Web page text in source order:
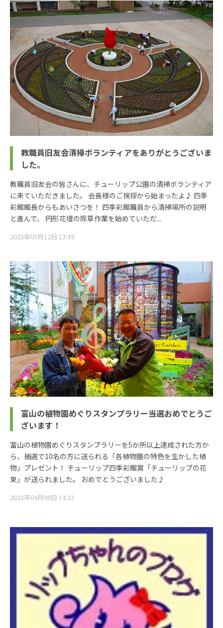
教職員旧友会清掃ボランティアをありがとうございま
した。
教職員旧友会の皆さんに、チューリップ公園の清掃ボランティア
に来ていただきました。 会長様のご挨拶から始まったよ♪ 四季
彩館館長からもあいさつを！ 四季彩館職員から清掃場所の説明
と進んで、 円形花壇の除草作業を始めていただ...
2023年07月12日 13:39
富山の植物園めぐりスタンプラリー当選おめでとうご
ざいます！
富山の植物園めぐりスタンプラリーを5か所以上達成された方か
ら、抽選で10名の方に送られる「各植物園の特色を生かした植
物」プレゼント！ チューリップ四季彩館賞「チューリップの花
束」が送られました。 おめでとうございました♪
2023年04月08日 14:33